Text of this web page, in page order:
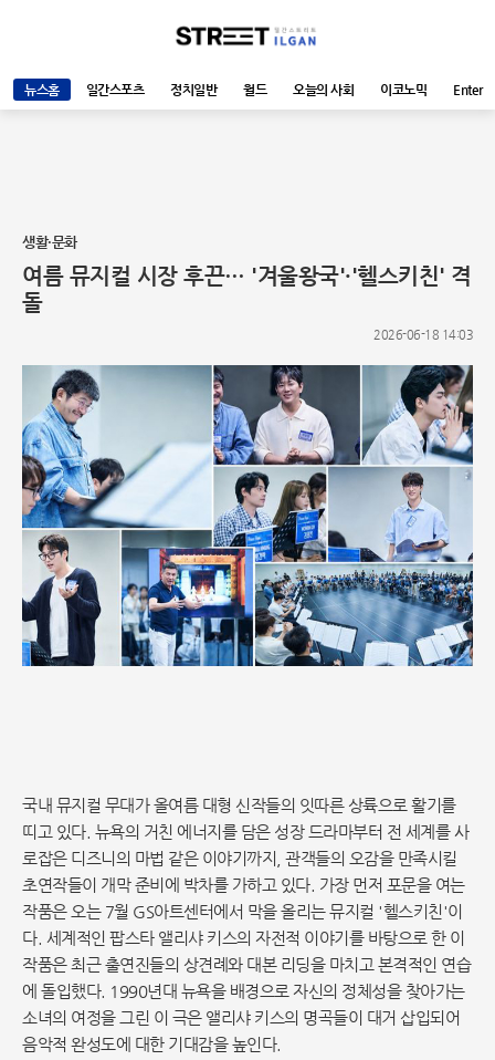
뉴스홈 일간스포츠 정치일반 월드 오늘의 사회 이코노믹 Enter
생활·문화
여름 뮤지컬 시장 후끈… '겨울왕국'·'헬스키친' 격
돌
2026-06-18 14:03
국내 뮤지컬 무대가 올여름 대형 신작들의 잇따른 상륙으로 활기를
띠고 있다. 뉴욕의 거친 에너지를 담은 성장 드라마부터 전 세계를 사
로잡은 디즈니의 마법 같은 이야기까지, 관객들의 오감을 만족시킬
초연작들이 개막 준비에 박차를 가하고 있다. 가장 먼저 포문을 여는
작품은 오는 7월 GS아트센터에서 막을 올리는 뮤지컬 '헬스키친'이
다. 세계적인 팝스타 앨리샤 키스의 자전적 이야기를 바탕으로 한 이
작품은 최근 출연진들의 상견례와 대본 리딩을 마치고 본격적인 연습
에 돌입했다. 1990년대 뉴욕을 배경으로 자신의 정체성을 찾아가는
소녀의 여정을 그린 이 극은 앨리샤 키스의 명곡들이 대거 삽입되어
음악적 완성도에 대한 기대감을 높인다.